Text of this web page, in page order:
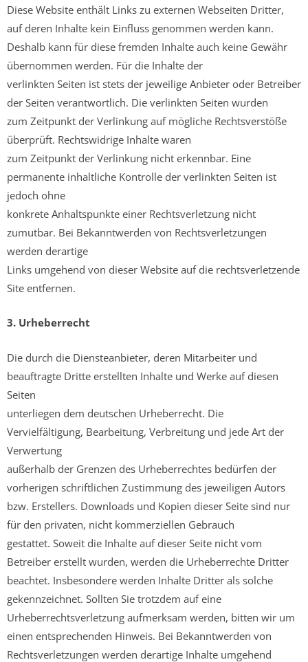
Diese Website enthält Links zu externen Webseiten Dritter,
auf deren Inhalte kein Einfluss genommen werden kann.
Deshalb kann für diese fremden Inhalte auch keine Gewähr
übernommen werden. Für die Inhalte der
verlinkten Seiten ist stets der jeweilige Anbieter oder Betreiber
der Seiten verantwortlich. Die verlinkten Seiten wurden
zum Zeitpunkt der Verlinkung auf mögliche Rechtsverstöße
überprüft. Rechtswidrige Inhalte waren
zum Zeitpunkt der Verlinkung nicht erkennbar. Eine
permanente inhaltliche Kontrolle der verlinkten Seiten ist
jedoch ohne
konkrete Anhaltspunkte einer Rechtsverletzung nicht
zumutbar. Bei Bekanntwerden von Rechtsverletzungen
werden derartige
Links umgehend von dieser Website auf die rechtsverletzende
Site entfernen.
3. Urheberrecht
Die durch die Diensteanbieter, deren Mitarbeiter und
beauftragte Dritte erstellten Inhalte und Werke auf diesen
Seiten
unterliegen dem deutschen Urheberrecht. Die
Vervielfältigung, Bearbeitung, Verbreitung und jede Art der
Verwertung
außerhalb der Grenzen des Urheberrechtes bedürfen der
vorherigen schriftlichen Zustimmung des jeweiligen Autors
bzw. Erstellers. Downloads und Kopien dieser Seite sind nur
für den privaten, nicht kommerziellen Gebrauch
gestattet. Soweit die Inhalte auf dieser Seite nicht vom
Betreiber erstellt wurden, werden die Urheberrechte Dritter
beachtet. Insbesondere werden Inhalte Dritter als solche
gekennzeichnet. Sollten Sie trotzdem auf eine
Urheberrechtsverletzung aufmerksam werden, bitten wir um
einen entsprechenden Hinweis. Bei Bekanntwerden von
Rechtsverletzungen werden derartige Inhalte umgehend